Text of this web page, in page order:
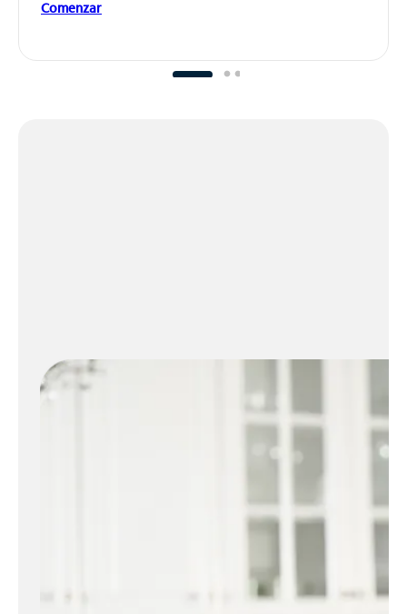
Comenzar